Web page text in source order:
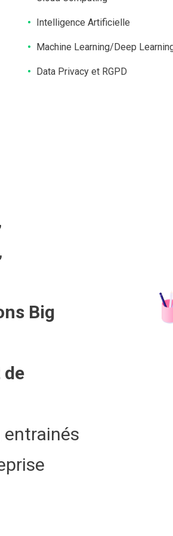
Intelligence Artificielle
Machine Learning/Deep
Data Privacy et RGPD
Big
de
entrainés